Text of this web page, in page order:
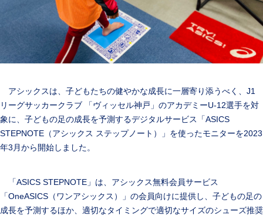
アシックスは、子どもたちの健やかな成長に一層寄り添うべく、J1
リーグサッカークラブ 「ヴィッセル神戸」のアカデミーU-12選手を対
象に、子どもの足の成長を予測するデジタルサービス「ASICS
STEPNOTE（アシックス ステップノート）」を使ったモニターを2023
年3月から開始しました。
「ASICS STEPNOTE」は、アシックス無料会員サービス
「OneASICS（ワンアシックス）」の会員向けに提供し、子どもの足の
成長を予測するほか、適切なタイミングで適切なサイズのシューズ推奨